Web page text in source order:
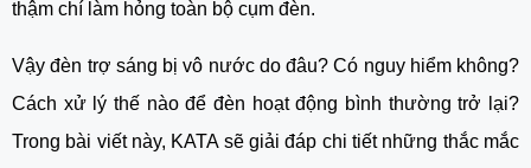
thậm chí làm hỏng toàn bộ cụm đèn.
Vậy đèn trợ sáng bị vô nước do đâu? Có nguy hiểm không?
Cách xử lý thế nào để đèn hoạt động bình thường trở lại?
Trong bài viết này, KATA sẽ giải đáp chi tiết những thắc mắc